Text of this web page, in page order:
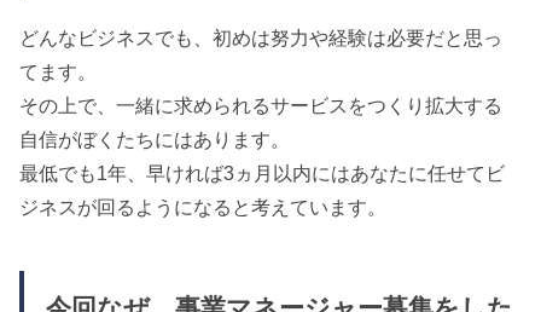
どんなビジネスでも、初めは努力や経験は必要だと思っ
てます。
その上で、一緒に求められるサービスをつくり拡大する
自信がぼくたちにはあります。
最低でも1年、早ければ3ヵ月以内にはあなたに任せてビ
ジネスが回るようになると考えています。